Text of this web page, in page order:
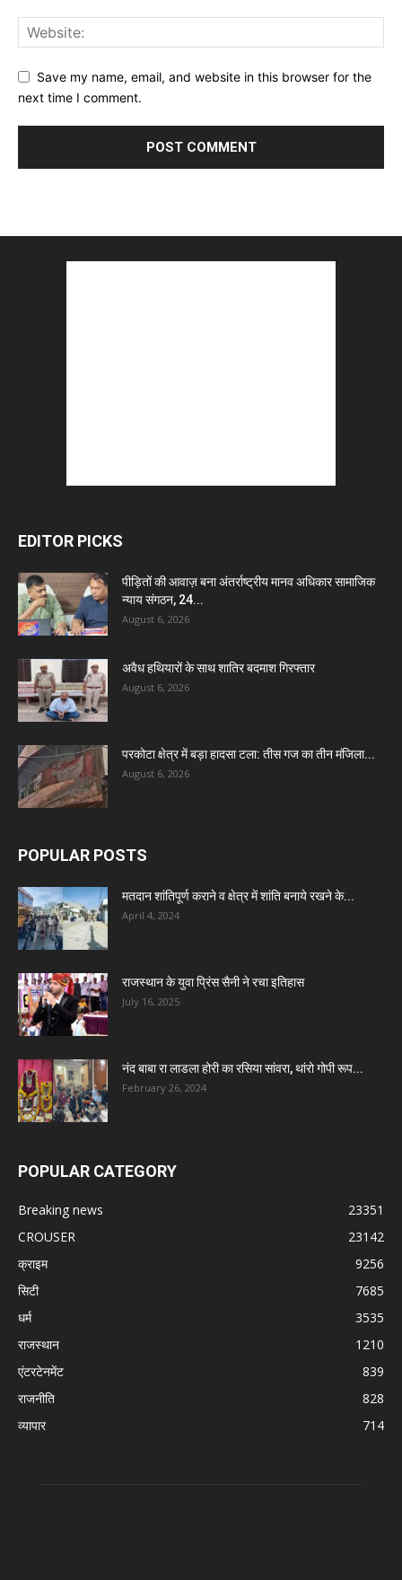
Save my name, email, and website in this browser for the
next time I comment.
EDITOR PICKS
पीड़ितों की आवाज़ बना अंतर्राष्ट्रीय मानव अधिकार सामाजिक
न्याय संगठन, 24...
August 6, 2026
अवैध हथियारों के साथ शातिर बदमाश गिरफ्तार
August 6, 2026
परकोटा क्षेत्र में बड़ा हादसा टला: तीस गज का तीन मंजिला...
August 6, 2026
POPULAR POSTS
मतदान शांतिपूर्ण कराने व क्षेत्र में शांति बनाये रखने के...
April 4, 2024
राजस्थान के युवा प्रिंस सैनी ने रचा इतिहास
July 16, 2025
नंद बाबा रा लाडला होरी का रसिया सांवरा, थांरो गोपी रूप...
February 26, 2024
POPULAR CATEGORY
Breaking news
23351
CROUSER
23142
क्राइम
9256
सिटी
7685
धर्म
3535
राजस्थान
1210
एंटरटेनमेंट
839
राजनीति
828
व्यापार
714